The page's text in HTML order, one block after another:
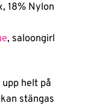
18% Nylon
, saloongirl
helt på
stängas